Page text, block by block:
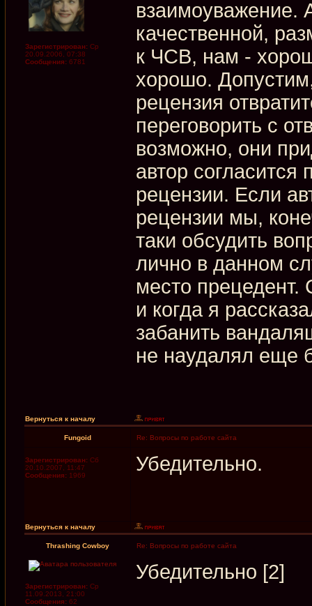
Зарегистрирован: Ср
20.09.2006, 07:38
Сообщения: 6781
взаимоуважение.
качественной,
к ЧСВ, нам -
хорошо.
рецензия
переговорить с
возможно, они
автор
рецензии. Если
рецензии мы,
таки обсудить
лично в данном
место
и когда я
забанить
не наудалял еще
Вернуться к началу
Fungoid Re: Вопросы по работе сайта
Зарегистрирован: Сб
20.10.2007, 11:47
Сообщения: 1969
Убедительно.
Вернуться к началу
Thrashing Cowboy Re: Вопросы по работе сайта
Зарегистрирован: Ср
11.09.2013, 21:00
Сообщения: 62
Убедительно [2]